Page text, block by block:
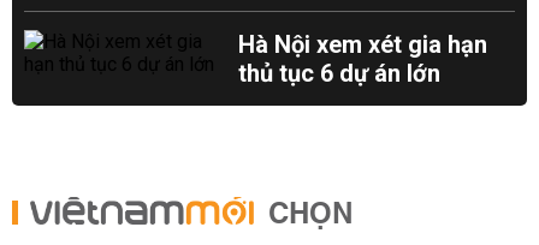
Hà Nội xem xét gia hạn
thủ tục 6 dự án lớn
CHỌN